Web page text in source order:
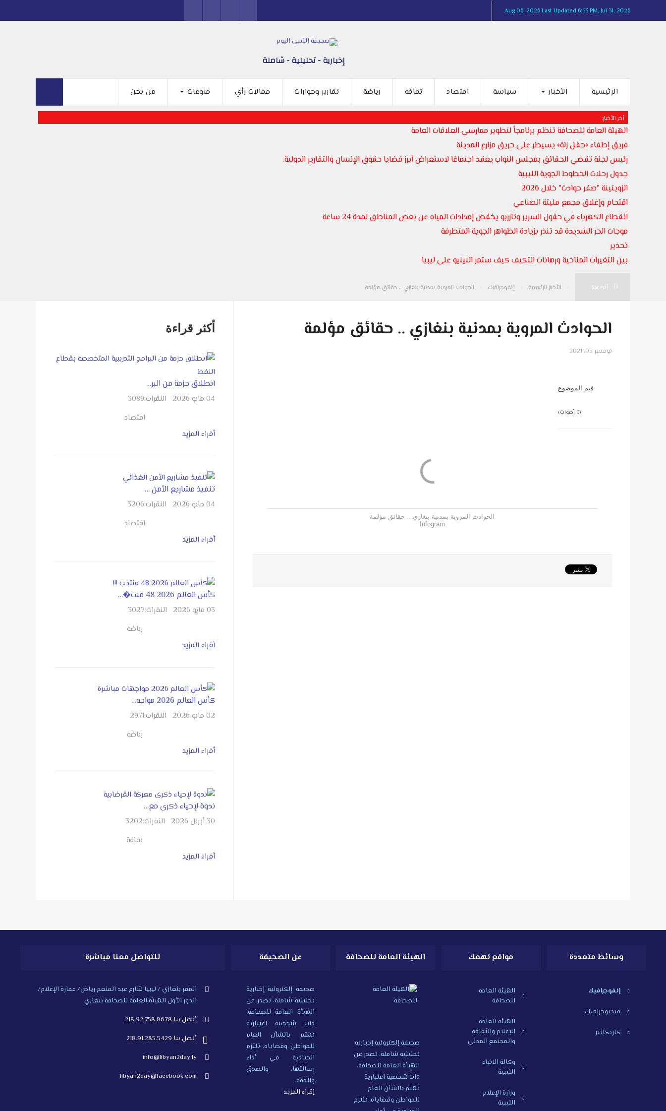
Aug 06, 2026Last Updated 6:53 PM, Jul 31, 2026
إخبارية - تحليلية - شاملة
الرئيسية الأخبار سياسة اقتصاد ثقافة رياضة تقارير وحوارات مقالات رأي منوعات من نحن
أخر الأخبار:
الهيئة العامة للصحافة تنظم برنامجاً لتطوير ممارسي العلاقات العامة
فريق إطفاء «حقل زلة» يسيطر على حريق مزارع المدينة
رئيس لجنة تقصي الحقائق بمجلس النواب يعقد اجتماعًا لاستعراض أبرز قضايا حقوق الإنسان والتقارير الدولية.
جدول رحلات الخطوط الجوية الليبية
الزويتينة "صفر حوادث" خلال 2026
اقتحام وإغلاق مجمع مليتة الصناعي
انقطاع الكهرباء في حقول السرير وتازربو يخفض إمدادات المياه عن بعض المناطق لمدة 24 ساعة
موجات الحر الشديدة قد تنذر بزيادة الظواهر الجوية المتطرفة
تحذير
بين التغيرات المناخية ورهانات التكيف كيف ستمر النينيو على ليبيا
أنت هنا: الأخبار الرئيسية إنفوجرافيك الحوادث المروية بمدنية بنغازي .. حقائق مؤلمة
الحوادث المروية بمدنية بنغازي .. حقائق مؤلمة
نوفمبر 05, 2021
قيم الموضوع
(0 أصوات)
الحوادث المروية بمدنية بنغازي .. حقائق مؤلمة
Infogram
أكثر قراءة
انطلاق حزمة من البر…
04 مايو 2026 النقرات:3089
اقتصاد
أقراء المزيد
تنفيذ مشاريع الأمن …
04 مايو 2026 النقرات:3206
اقتصاد
أقراء المزيد
كأس العالم 2026 48 منت�…
03 مايو 2026 النقرات:3027
رياضة
أقراء المزيد
كأس العالم 2026 مواجه…
02 مايو 2026 النقرات:2971
رياضة
أقراء المزيد
ندوة لإحياء ذكرى مع…
30 أبريل 2026 النقرات:3202
ثقافة
أقراء المزيد
وسائط متعددة
إنفوجرافيك
فيديوجرافيك
كاريكاتير
مواقع تهمك
الهيئة العامة
للصحافة
الهيئة العامة
للإعلام والثقافة
والمجتمع المدنى
وكالة الانباء
الليبية
وزارة الإعلام
الليبية
الهيئة العامة للصحافة
صحيفة إلكترونية إخبارية
تحليلية شاملة، تصدر عن
الهيأة العامة للصحافة،
ذات شخصية اعتبارية
تهتم بالشأن العام
للمواطن وقضاياه، تلتزم
عن الصحيفة
صحيفة إلكترونية إخبارية
تحليلية شاملة، تصدر عن
الهيأة العامة للصحافة،
ذات شخصية اعتبارية
تهتم بالشأن العام
للمواطن وقضاياه، تلتزم
الحيادية في أداء
رسالتها، والصدق
والدقة.
إقراء المزيد
للتواصل معنا مباشرة
المقر بنغازي / ليبيا شارع عبد المنعم رياض/ عمارة الإعلام/
الدور الأول الهيأة العامة للصحافة بنغازي
أتصل بنا 218.92.758.8678
أتصل بنا 218.91.285.5429
info@libyan2day.ly
libyan2day@facebook.com